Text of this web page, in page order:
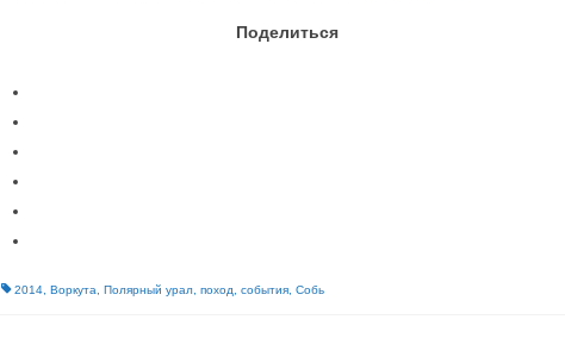
Поделиться
2014, Воркута Полярный урал, поход события, Собь